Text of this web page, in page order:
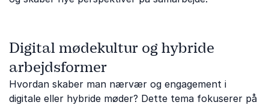
Digital mødekultur og hybride
arbejdsformer
Hvordan skaber man nærvær og engagement i
digitale eller hybride møder? Dette tema fokuserer på